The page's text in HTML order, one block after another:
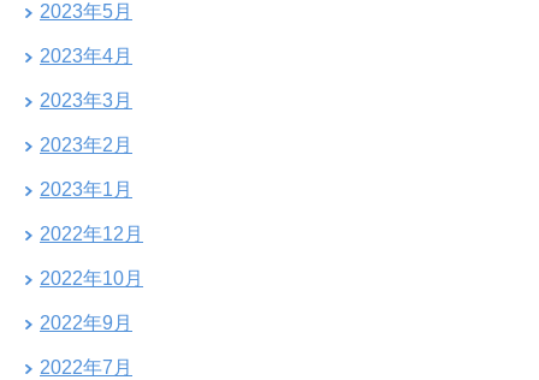
2023年5月
2023年4月
2023年3月
2023年2月
2023年1月
2022年12月
2022年10月
2022年9月
2022年7月